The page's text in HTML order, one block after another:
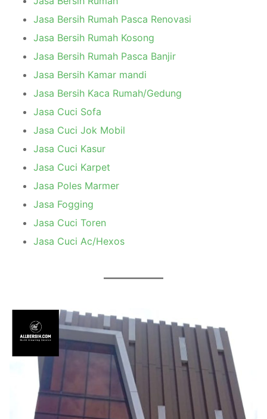
Jasa Bersih Rumah Pasca Renovasi
Jasa Bersih Rumah Kosong
Jasa Bersih Rumah Pasca Banjir
Jasa Bersih Kamar mandi
Jasa Bersih Kaca Rumah/Gedung
Jasa Cuci Sofa
Jasa Cuci Jok Mobil
Jasa Cuci Kasur
Jasa Cuci Karpet
Jasa Poles Marmer
Jasa Fogging
Jasa Cuci Toren
Jasa Cuci Ac/Hexos